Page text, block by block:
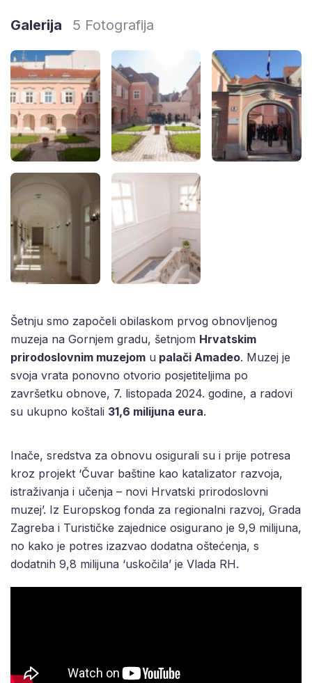
Galerija 5 Fotografija
Šetnju smo započeli obilaskom prvog obnovljenog
muzeja na Gornjem gradu, šetnjom Hrvatskim
prirodoslovnim muzejom u palači Amadeo. Muzej je
svoja vrata ponovno otvorio posjetiteljima po
završetku obnove, 7. listopada 2024. godine, a radovi
su ukupno koštali 31,6 milijuna eura.
Inače, sredstva za obnovu osigurali su i prije potresa
kroz projekt ‘Čuvar baštine kao katalizator razvoja,
istraživanja i učenja – novi Hrvatski prirodoslovni
muzej’. Iz Europskog fonda za regionalni razvoj, Grada
Zagreba i Turističke zajednice osigurano je 9,9 milijuna,
no kako je potres izazvao dodatna oštećenja, s
dodatnih 9,8 milijuna ‘uskočila’ je Vlada RH.